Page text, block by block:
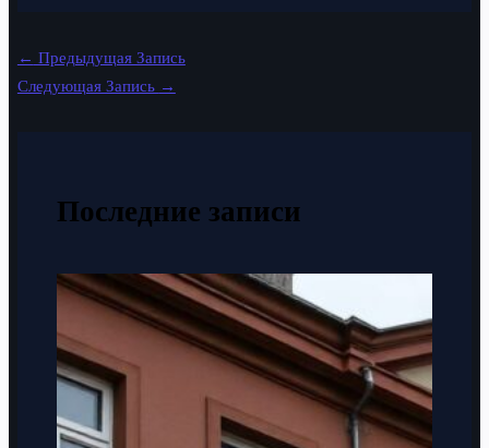
← Предыдущая Запись
Следующая Запись →
Последние записи